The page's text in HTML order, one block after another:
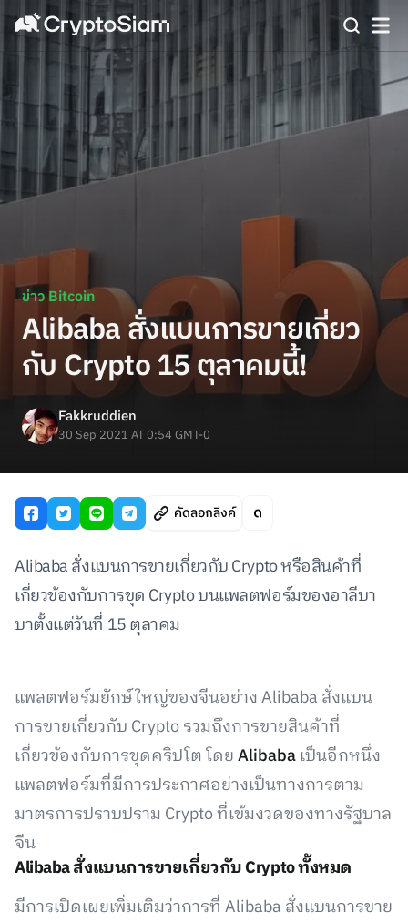
ข่าว Bitcoin
Alibaba สั่งแบนการขายเกี่ยว
กับ Crypto 15 ตุลาคมนี้!
Fakkruddien
30 Sep 2021 AT 0:54 GMT-0
คัดลอกลิงค์
Alibaba สั่งแบนการขายเกี่ยวกับ Crypto หรือสินค้าที่
เกี่ยวข้องกับการขุด Crypto บนแพลตฟอร์มของอาลีบา
บาตั้งแต่วันที่ 15 ตุลาคม
แพลตฟอร์มยักษ์ใหญ่ของจีนอย่าง Alibaba สั่งแบน
การขายเกี่ยวกับ Crypto รวมถึงการขายสินค้าที่
เกี่ยวข้องกับการขุดคริปโต โดยAlibabaเป็นอีกหนึ่ง
แพลตฟอร์มที่มีการประกาศอย่างเป็นทางการตาม
มาตรการปราบปราม Crypto ที่เข้มงวดของทางรัฐบาล
จีน
Alibaba สั่งแบนการขายเกี่ยวกับ Crypto ทั้งหมด
มีการเปิดเผยเพิ่มเติมว่าการที่ Alibaba สั่งแบนการขาย